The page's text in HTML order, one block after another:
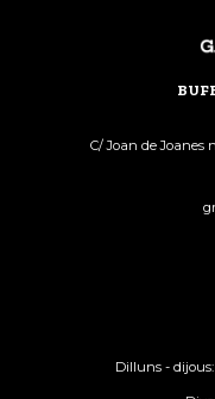
C/ Joan de Joanes
Dilluns - dijous: